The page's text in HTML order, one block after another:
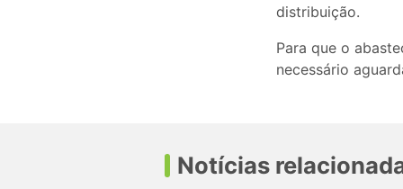
distribuição.
Para que o
necessário
Notícias